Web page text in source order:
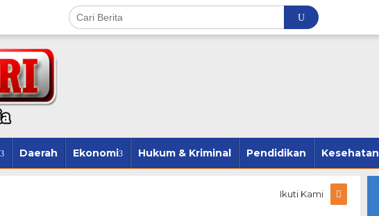
Daerah Ekonomi Hukum & Kriminal Pendidikan Kesehatan
Ikuti Kami